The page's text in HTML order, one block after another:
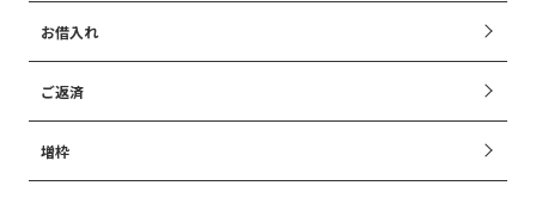
お借入れ
ご返済
増枠